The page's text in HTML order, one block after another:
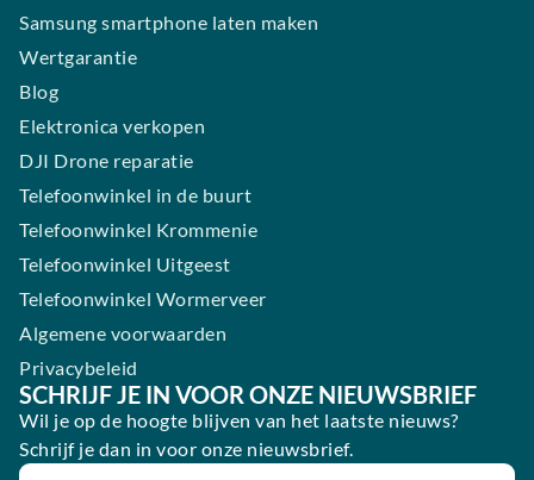
Samsung smartphone laten maken
Wertgarantie
Blog
Elektronica verkopen
DJI Drone reparatie
Telefoonwinkel in de buurt
Telefoonwinkel Krommenie
Telefoonwinkel Uitgeest
Telefoonwinkel Wormerveer
Algemene voorwaarden
Privacybeleid
SCHRIJF JE IN VOOR ONZE NIEUWSBRIEF
Wil je op de hoogte blijven van het laatste nieuws?
Schrijf je dan in voor onze nieuwsbrief.